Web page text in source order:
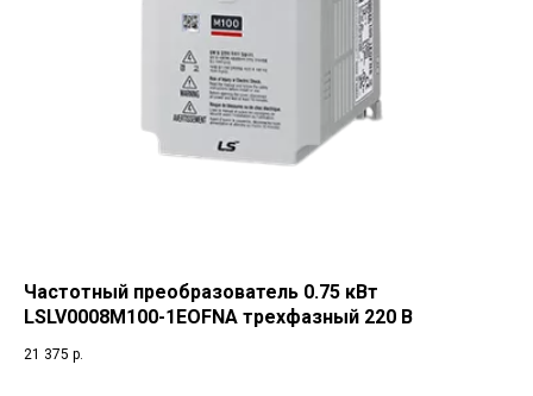
Частотный преобразователь 0.75 кВт
LSLV0008M100-1EOFNA трехфазный 220 В
21 375 р.